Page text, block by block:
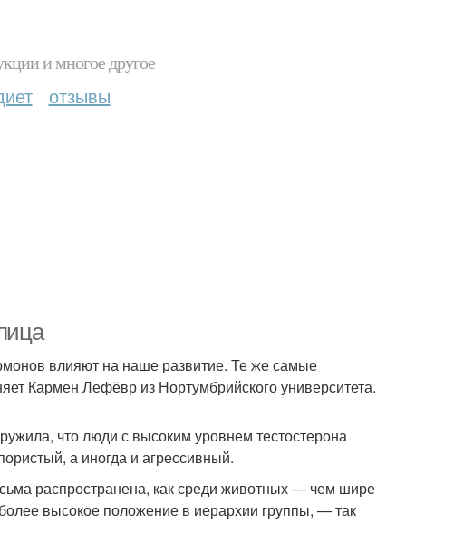
и многое другое
отзывы
влияют на наше развитие. Те же самые
Кармен Лефёвр из Нортумбрийского университета.
что люди с высоким уровнем тестостерона
а иногда и агрессивный.
распространена, как среди животных — чем шире
высокое положение в иерархии группы, — так